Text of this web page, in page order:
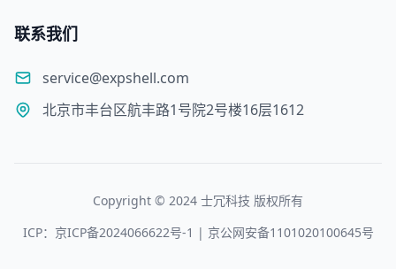
联系我们
service@expshell.com
北京市丰台区航丰路1号院2号楼16层1612
Copyright © 2024 士冗科技 版权所有
ICP：京ICP备2024066622号-1 | 京公网安备1101020100645号